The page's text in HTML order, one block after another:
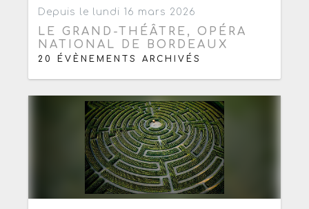
Depuis le lundi 16 mars 2026
LE GRAND-THÉÂTRE, OPÉRA
NATIONAL DE BORDEAUX
20 ÉVÈNEMENTS ARCHIVÉS